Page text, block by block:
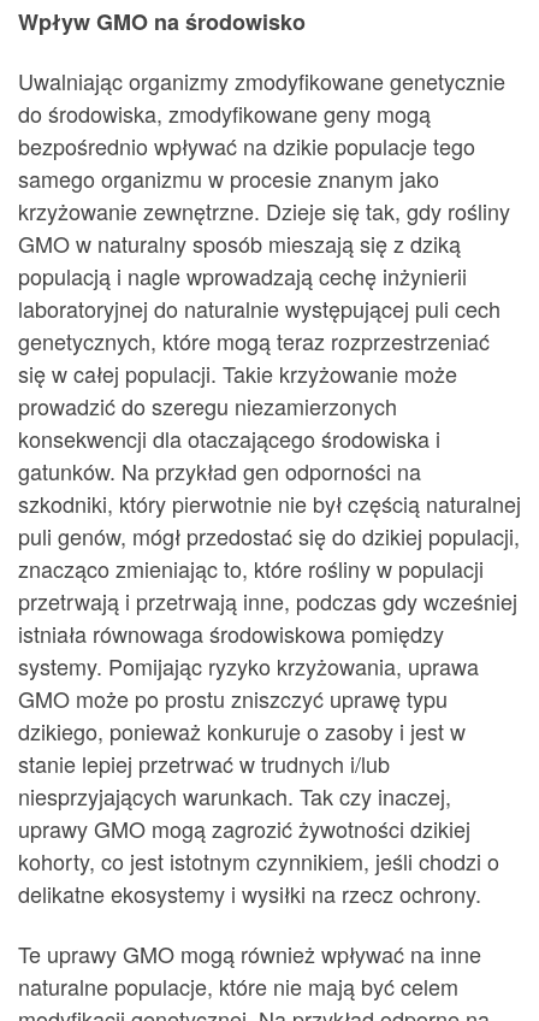
Wpływ GMO na środowisko
Uwalniając organizmy zmodyfikowane genetycznie
do środowiska, zmodyfikowane geny mogą
bezpośrednio wpływać na dzikie populacje tego
samego organizmu w procesie znanym jako
krzyżowanie zewnętrzne. Dzieje się tak, gdy rośliny
GMO w naturalny sposób mieszają się z dziką
populacją i nagle wprowadzają cechę inżynierii
laboratoryjnej do naturalnie występującej puli cech
genetycznych, które mogą teraz rozprzestrzeniać
się w całej populacji. Takie krzyżowanie może
prowadzić do szeregu niezamierzonych
konsekwencji dla otaczającego środowiska i
gatunków. Na przykład gen odporności na
szkodniki, który pierwotnie nie był częścią naturalnej
puli genów, mógł przedostać się do dzikiej populacji,
znacząco zmieniając to, które rośliny w populacji
przetrwają i przetrwają inne, podczas gdy wcześniej
istniała równowaga środowiskowa pomiędzy
systemy. Pomijając ryzyko krzyżowania, uprawa
GMO może po prostu zniszczyć uprawę typu
dzikiego, ponieważ konkuruje o zasoby i jest w
stanie lepiej przetrwać w trudnych i/lub
niesprzyjających warunkach. Tak czy inaczej,
uprawy GMO mogą zagrozić żywotności dzikiej
kohorty, co jest istotnym czynnikiem, jeśli chodzi o
delikatne ekosystemy i wysiłki na rzecz ochrony.
Te uprawy GMO mogą również wpływać na inne
naturalne populacje, które nie mają być celem